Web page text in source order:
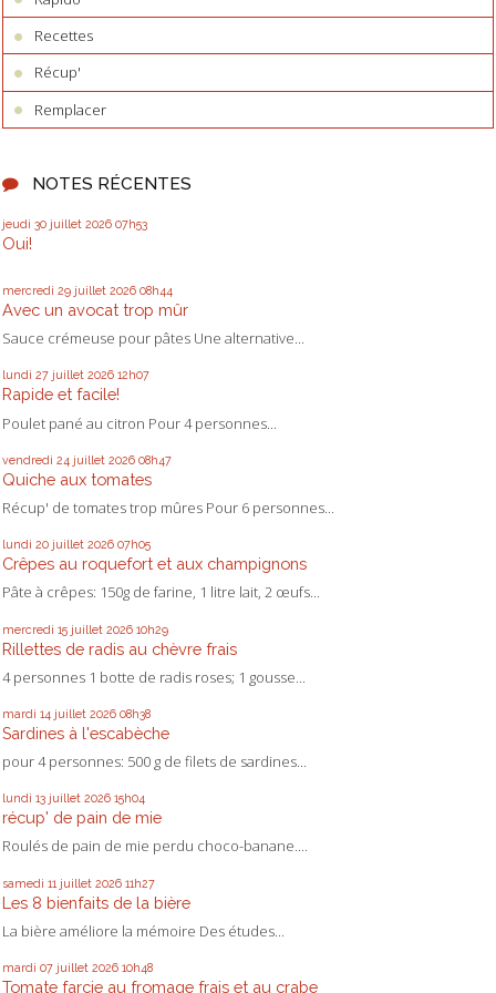
Recettes
Récup'
Remplacer
NOTES RÉCENTES
jeudi 30 juillet 2026 07h53
Oui!
mercredi 29 juillet 2026 08h44
Avec un avocat trop mûr
Sauce crémeuse pour pâtes Une alternative...
lundi 27 juillet 2026 12h07
Rapide et facile!
Poulet pané au citron Pour 4 personnes...
vendredi 24 juillet 2026 08h47
Quiche aux tomates
Récup' de tomates trop mûres Pour 6 personnes...
lundi 20 juillet 2026 07h05
Crêpes au roquefort et aux champignons
Pâte à crêpes: 150g de farine, 1 litre lait, 2 œufs...
mercredi 15 juillet 2026 10h29
Rillettes de radis au chèvre frais
4 personnes 1 botte de radis roses; 1 gousse...
mardi 14 juillet 2026 08h38
Sardines à l'escabèche
pour 4 personnes: 500 g de filets de sardines...
lundi 13 juillet 2026 15h04
récup' de pain de mie
Roulés de pain de mie perdu choco-banane....
samedi 11 juillet 2026 11h27
Les 8 bienfaits de la bière
La bière améliore la mémoire Des études...
mardi 07 juillet 2026 10h48
Tomate farcie au fromage frais et au crabe